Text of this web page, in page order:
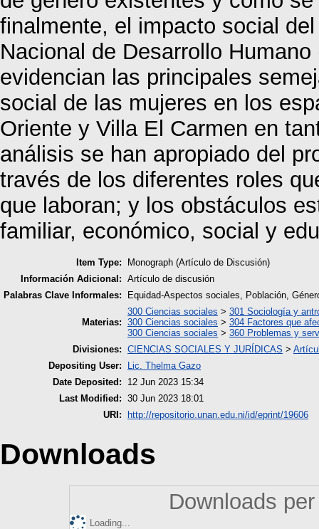
finalmente, el impacto social
Nacional de Desarrollo
evidencian las principales
social de las mujeres en los
Oriente y Villa El Carmen en
análisis se han apropiado del
través de los diferentes roles
que laboran; y los obstáculos
familiar, económico, social y
Item Type:
Monograph (Artículo de Discusión)
Información Adicional: Artículo de discusión
Palabras Clave Informales:
Equidad-Aspectos sociales, Población,
Materias:
300 Ciencias sociales > 301 Sociología y
300 Ciencias sociales > 304 Factores que
300 Ciencias sociales > 360 Problemas y
Divisiones: CIENCIAS SOCIALES Y JURÍDICAS >
Depositing User:
Lic. Thelma Gazo
Date Deposited:
12 Jun 2023 15:34
Last Modified: 30 Jun 2023 18:01
URI:
http://repositorio.unan.edu.ni/id/eprint/19606
Downloads
Downloads
Loading...